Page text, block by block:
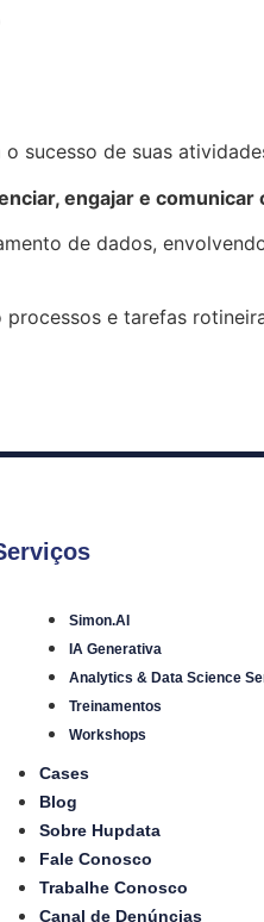
sucesso de suas
engajar e comunicar
de dados,
e tarefas
Simon.AI
IA Generativa
Analytics & Data Science
Treinamentos
Workshops
Cases
Blog
Sobre Hupdata
Fale Conosco
Trabalhe Conosco
Canal de Denúncias